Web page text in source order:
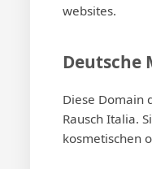
websites.
Deutsche
Diese Domain
Rausch Italia.
kosmetischen